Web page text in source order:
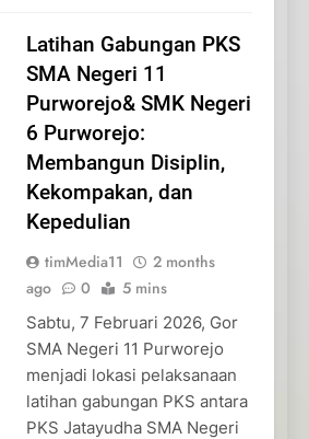
Latihan Gabungan PKS
SMA Negeri 11
Purworejo& SMK Negeri
6 Purworejo:
Membangun Disiplin,
Kekompakan, dan
Kepedulian
timMedia11
2 months
ago
0 5 mins
Sabtu, 7 Februari 2026, Gor
SMA Negeri 11 Purworejo
menjadi lokasi pelaksanaan
latihan gabungan PKS antara
PKS Jatayudha SMA Negeri